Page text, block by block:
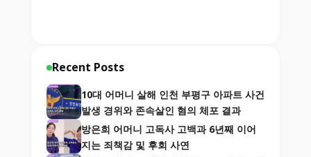
Recent Posts
10대 어머니 살해 인천 부평구 아파트 사건
발생 경위와 존속살인 혐의 체포 결과
방은희 어머니 고독사 고백과 6년째 이어
지는 죄책감 및 후회 사연